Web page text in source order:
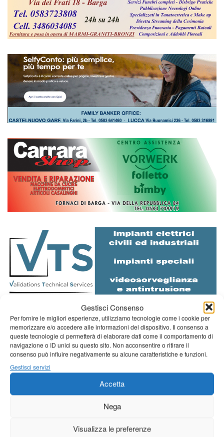
Gestisci Consenso
Per fornire le migliori esperienze, utilizziamo tecnologie come i cookie per
memorizzare e/o accedere alle informazioni del dispositivo. Il consenso a
queste tecnologie ci permetterà di elaborare dati come il comportamento di
navigazione o ID unici su questo sito. Non acconsentire o ritirare il
consenso può influire negativamente su alcune caratteristiche e funzioni.
Gestisci servizi
Accetta
Nega
Visualizza le preferenze
Diretta NoiTv LIVE